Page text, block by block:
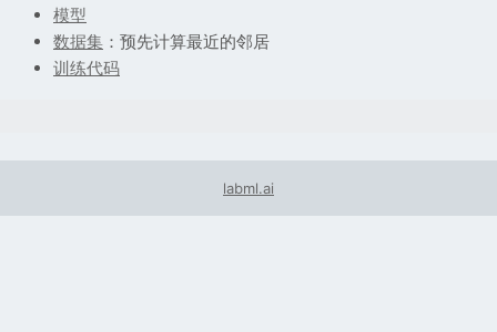
模型
数据集 ：预先计算最近的邻居
训练代码
labml.ai